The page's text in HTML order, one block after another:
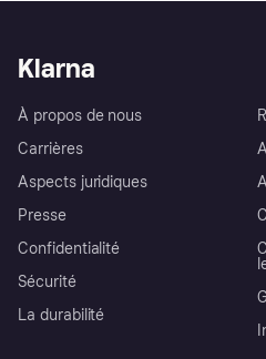
Klarna
À propos de nous
Carrières
Aspects juridiques
Presse
Confidentialité
Sécurité
La durabilité